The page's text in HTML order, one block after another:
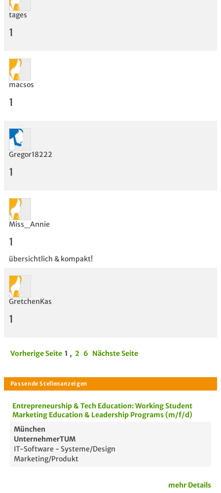
tages
1
macsos
1
Gregor18222
1
Miss_Annie
1
übersichtlich & kompakt!
GretchenKas
1
Vorherige Seite 1 , 2 6 Nächste Seite
Entrepreneurship & Tech Education: Working Student
Marketing Education & Leadership Programs (m/f/d)
München
UnternehmerTUM
IT-Software - Systeme/Design
Marketing/Produkt
mehr Details